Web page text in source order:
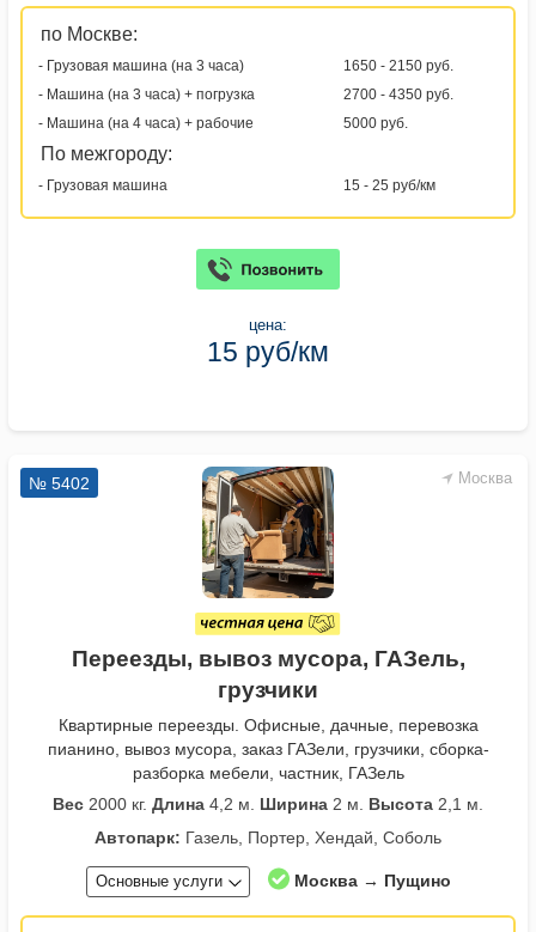
по Москве:
- Грузовая машина (на 3 часа)
1650 - 2150 руб.
- Машина (на 3 часа) + погрузка
2700 - 4350 руб.
- Машина (на 4 часа) + рабочие
5000 руб.
По межгороду:
- Грузовая машина 15 - 25 руб/км
цена:
15 руб/км
Москва
№ 5402
Переезды, вывоз мусора, ГАЗель,
грузчики
Квартирные переезды. Офисные, дачные, перевозка
пианино, вывоз мусора, заказ ГАЗели, грузчики, сборка-
разборка мебели, частник, ГАЗель
Вес 2000 кг. Длина 4,2 м. Ширина 2 м. Высота 2,1 м.
Автопарк: Газель, Портер, Хендай, Соболь
Основные услуги Москва → Пущино